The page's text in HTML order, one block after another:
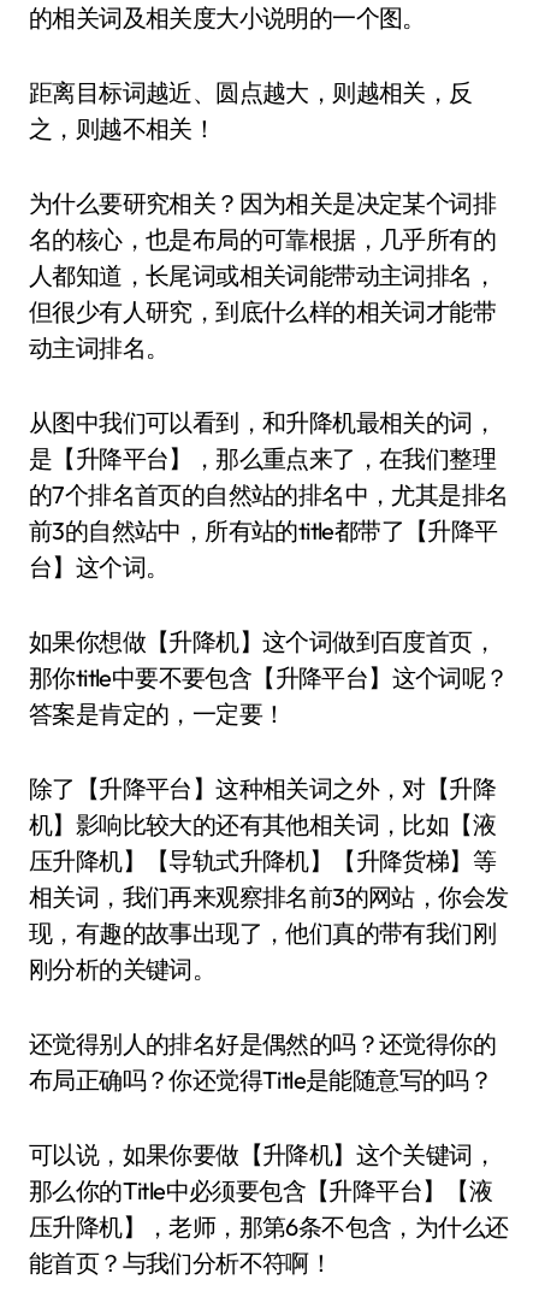
的相关词及相关度大小说明的一个图。
距离目标词越近、圆点越大，则越相关，反
之，则越不相关！
为什么要研究相关？因为相关是决定某个词排
名的核心，也是布局的可靠根据，几乎所有的
人都知道，长尾词或相关词能带动主词排名，
但很少有人研究，到底什么样的相关词才能带
动主词排名。
从图中我们可以看到，和升降机最相关的词，
是【升降平台】，那么重点来了，在我们整理
的7个排名首页的自然站的排名中，尤其是排名
前3的自然站中，所有站的title都带了【升降平
台】这个词。
如果你想做【升降机】这个词做到百度首页，
那你title中要不要包含【升降平台】这个词呢？
答案是肯定的，一定要！
除了【升降平台】这种相关词之外，对【升降
机】影响比较大的还有其他相关词，比如【液
压升降机】【导轨式升降机】【升降货梯】等
相关词，我们再来观察排名前3的网站，你会发
现，有趣的故事出现了，他们真的带有我们刚
刚分析的关键词。
还觉得别人的排名好是偶然的吗？还觉得你的
布局正确吗？你还觉得Title是能随意写的吗？
可以说，如果你要做【升降机】这个关键词，
那么你的Title中必须要包含【升降平台】【液
压升降机】，老师，那第6条不包含，为什么还
能首页？与我们分析不符啊！